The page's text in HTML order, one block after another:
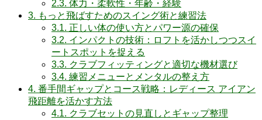
2.3. 体力・柔軟性・年齢・経験
3. もっと飛ばすためのスイング術と練習法
3.1. 正しい体の使い方とパワー源の確保
3.2. インパクトの技術：ロフトを活かしつつスイ
ートスポットを捉える
3.3. クラブフィッティングと適切な機材選び
3.4. 練習メニューとメンタルの整え方
4. 番手間ギャップとコース戦略：レディース アイアン
飛距離を活かす方法
4.1. クラブセットの見直しとギャップ整理